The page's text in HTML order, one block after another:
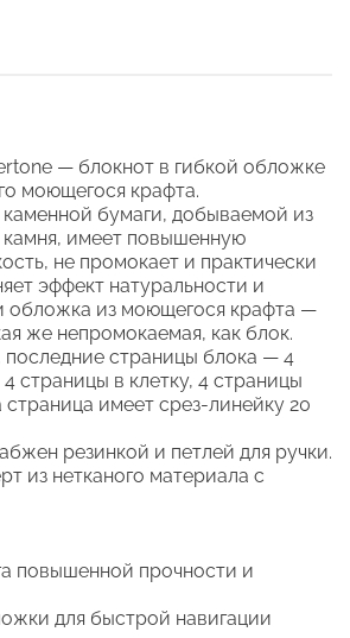
— блокнот в гибкой обложке
моющегося крафта.
бумаги, добываемой из
камня, имеет повышенную
не промокает и практически
эффект натуральности и
обложка из моющегося крафта —
же непромокаемая, как блок.
страницы блока — 4
страницы в клетку, 4 страницы
страница имеет срез-линейку 20
резинкой и петлей для ручки.
из нетканого материала с
повышенной прочности и
для быстрой навигации